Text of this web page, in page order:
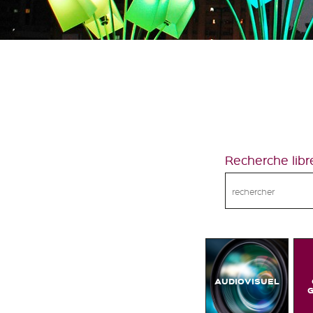
Recherche
AUDIOVISUEL